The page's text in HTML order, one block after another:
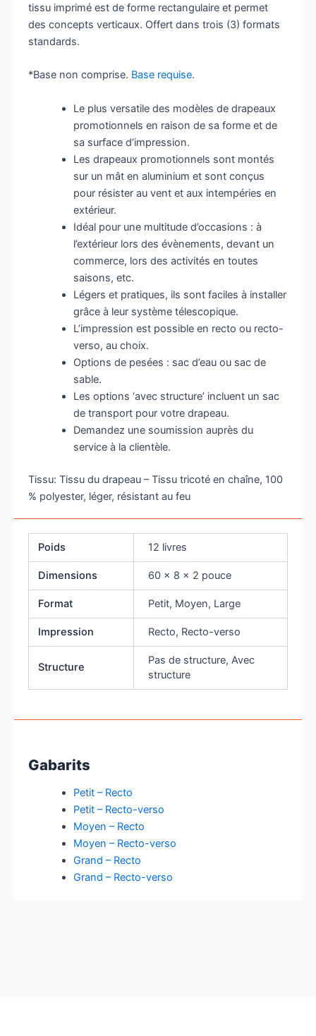
tissu imprimé est de forme rectangulaire et permet
des concepts verticaux. Offert dans trois (3) formats
standards.
*Base non comprise. Base requise.
Le plus versatile des modèles de drapeaux
promotionnels en raison de sa forme et de
sa surface d’impression.
Les drapeaux promotionnels sont montés
sur un mât en aluminium et sont conçus
pour résister au vent et aux intempéries en
extérieur.
Idéal pour une multitude d’occasions : à
l’extérieur lors des évènements, devant un
commerce, lors des activités en toutes
saisons, etc.
Légers et pratiques, ils sont faciles à installer
grâce à leur système télescopique.
L’impression est possible en recto ou recto-
verso, au choix.
Options de pesées : sac d’eau ou sac de
sable.
Les options ‘avec structure’ incluent un sac
de transport pour votre drapeau.
Demandez une soumission auprès du
service à la clientèle.
Tissu: Tissu du drapeau – Tissu tricoté en chaîne, 100
% polyester, léger, résistant au feu
Poids 12 livres
Dimensions 60 × 8 × 2 pouce
Format Petit, Moyen, Large
Impression Recto, Recto-verso
Structure
Pas de structure, Avec
structure
Gabarits
Petit – Recto
Petit – Recto-verso
Moyen – Recto
Moyen – Recto-verso
Grand – Recto
Grand – Recto-verso